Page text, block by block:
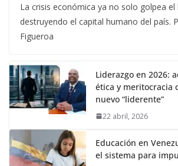
La crisis económica ya no solo golpea el
destruyendo el capital humano del país.
Figueroa
Liderazgo en 2026:
ética y meritocracia
nuevo “liderente”
22 abril, 2026
Educación en
el sistema para